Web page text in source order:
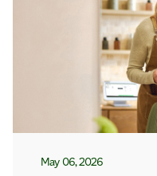
May 06, 2026